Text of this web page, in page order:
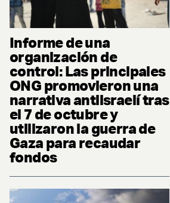
Informe de una
organización de
control: Las principales
ONG promovieron una
narrativa antiisraelí tras
el 7 de octubre y
utilizaron la guerra de
Gaza para recaudar
fondos